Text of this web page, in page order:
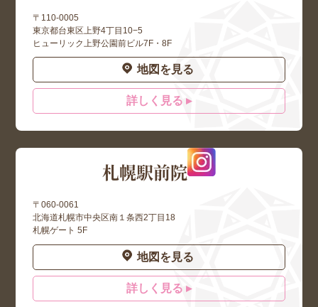
〒110-0005
東京都台東区上野4丁目10−5
ヒューリック上野公園前ビル7F・8F
地図を見る
詳しく見る ▸
札幌駅前院
〒060-0061
北海道札幌市中央区南１条西2丁目18
札幌ゲート 5F
地図を見る
詳しく見る ▸